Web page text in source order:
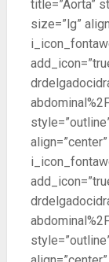
title=”Aorta”
size=”lg”